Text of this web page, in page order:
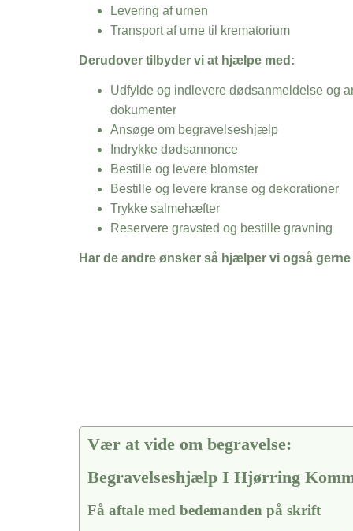
Levering af urnen
Transport af urne til krematorium
Derudover tilbyder vi at hjælpe med:
Udfylde og indlevere dødsanmeldelse og
dokumenter
Ansøge om begravelseshjælp
Indrykke dødsannonce
Bestille og levere blomster
Bestille og levere kranse og dekorationer
Trykke salmehæfter
Reservere gravsted og bestille gravning
Har de andre ønsker så hjælper vi også gerne
Vær at vide om begravelse:
Begravelseshjælp I Hjørring
Få aftale med bedemanden på skrift